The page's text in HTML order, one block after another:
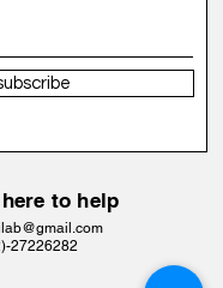
to help
27226282